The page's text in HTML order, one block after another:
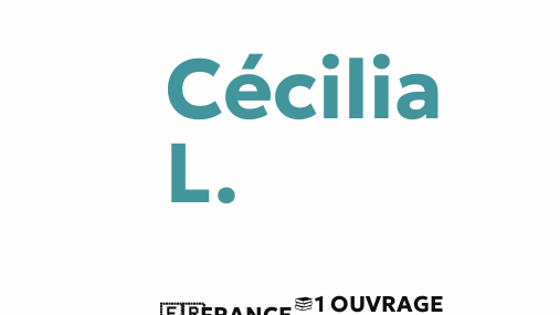
Littérature générale
Cécilia
L.
1 OUVRAGE